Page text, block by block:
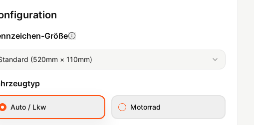
Größe
(520mm × 110mm)
Auto / Lkw Motorrad